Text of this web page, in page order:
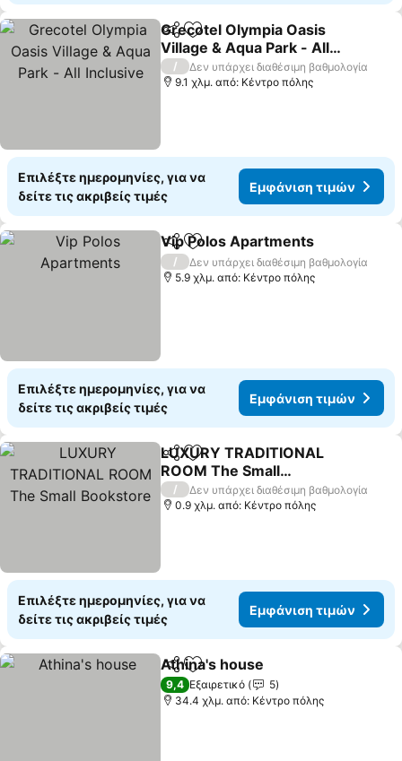
Κοινοποίηση
Προσθήκη στα αγαπημένα
Grecotel Olympia Oasis
Village & Aqua Park - All
Inclusive
/
Δεν υπάρχει διαθέσιμη βαθμολογία
9.1 χλμ. από: Κέντρο πόλης
Επιλέξτε ημερομηνίες, για να
δείτε τις ακριβείς τιμές
Εμφάνιση τιμών
Κοινοποίηση
Προσθήκη στα αγαπημένα
Vip Polos Apartments
/
Δεν υπάρχει διαθέσιμη βαθμολογία
5.9 χλμ. από: Κέντρο πόλης
Επιλέξτε ημερομηνίες, για να
δείτε τις ακριβείς τιμές
Εμφάνιση τιμών
Κοινοποίηση
Προσθήκη στα αγαπημένα
LUXURY TRADITIONAL
ROOM The Small
Bookstore
/
Δεν υπάρχει διαθέσιμη βαθμολογία
0.9 χλμ. από: Κέντρο πόλης
Επιλέξτε ημερομηνίες, για να
δείτε τις ακριβείς τιμές
Εμφάνιση τιμών
Κοινοποίηση
Προσθήκη στα αγαπημένα
Athina's house
9,4 Εξαιρετικό
5
34.4 χλμ. από: Κέντρο πόλης